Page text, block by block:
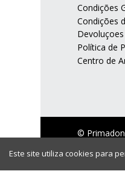
Condições
Condições
Devoluçoes
Política de
Centro de
©
Este site utiliza cookies para